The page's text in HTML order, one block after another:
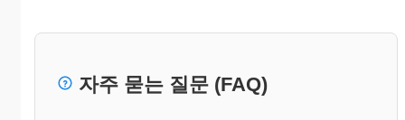
자주 묻는 질문 (FAQ)